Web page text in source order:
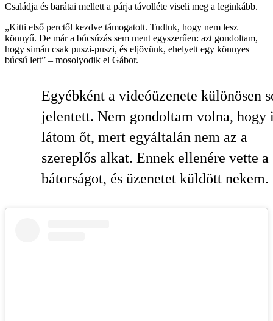
Családja és barátai mellett a párja távolléte viseli meg a leginkább.
„Kitti első perctől kezdve támogatott. Tudtuk, hogy nem lesz
könnyű. De már a búcsúzás sem ment egyszerűen: azt gondoltam,
hogy simán csak puszi-puszi, és eljövünk, ehelyett egy könnyes
búcsú lett” – mosolyodik el Gábor.
Egyébként a videóüzenete különösen
jelentett. Nem gondoltam volna, hogy
látom őt, mert egyáltalán nem az a
szereplős alkat. Ennek ellenére vette a
bátorságot, és üzenetet küldött nekem.